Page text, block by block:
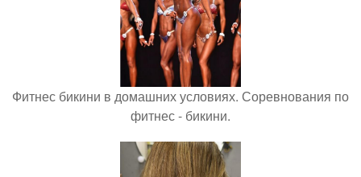
Фитнес бикини в домашних условиях. Соревнования по
фитнес - бикини.